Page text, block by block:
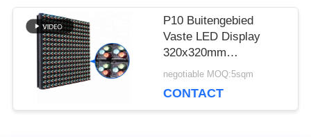
P10 Buitengebied
Vaste LED Display
320x320mm
Vooronderhoud AVOE
negotiable MOQ:5sqm
CONTACT